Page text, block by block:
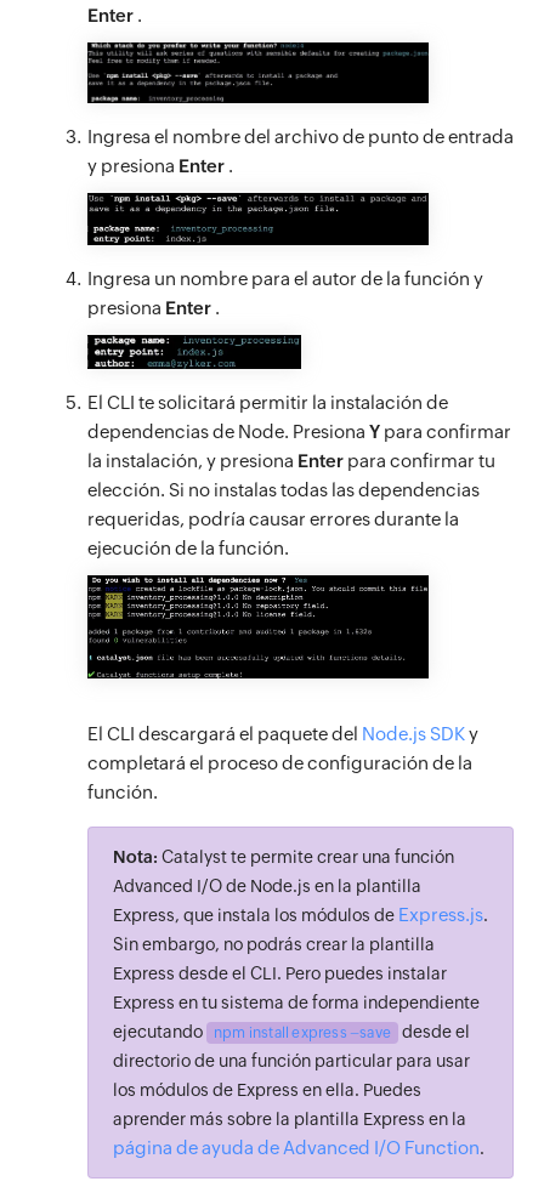
Enter .
Ingresa el nombre del archivo de punto de entrada
y presiona Enter .
Ingresa un nombre para el autor de la función y
presiona Enter .
El CLI te solicitará permitir la instalación de
dependencias de Node. Presiona Y para confirmar
la instalación, y presiona Enter para confirmar tu
elección. Si no instalas todas las dependencias
requeridas, podría causar errores durante la
ejecución de la función.
El CLI descargará el paquete del Node.js SDKy
completará el proceso de configuración de la
función.
Nota: Catalyst te permite crear una función
Advanced I/O de Node.js en la plantilla
Express, que instala los módulos de Express.js.
Sin embargo, no podrás crear la plantilla
Express desde el CLI. Pero puedes instalar
Express en tu sistema de forma independiente
ejecutando
npm install express –save
desde el
directorio de una función particular para usar
los módulos de Express en ella. Puedes
aprender más sobre la plantilla Express en la
página de ayuda de Advanced I/O Function.